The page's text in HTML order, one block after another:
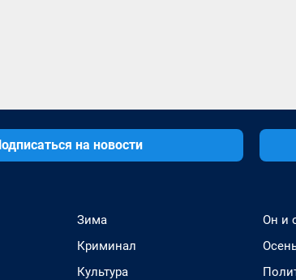
на новости
Зима
Криминал
Культура
Он и